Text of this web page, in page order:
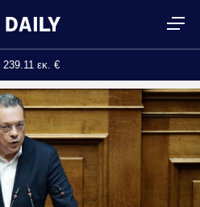
239.11 εκ. €